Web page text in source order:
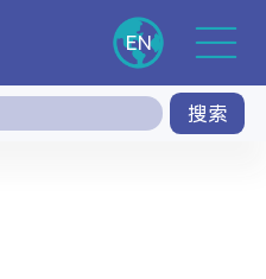
EN
搜索